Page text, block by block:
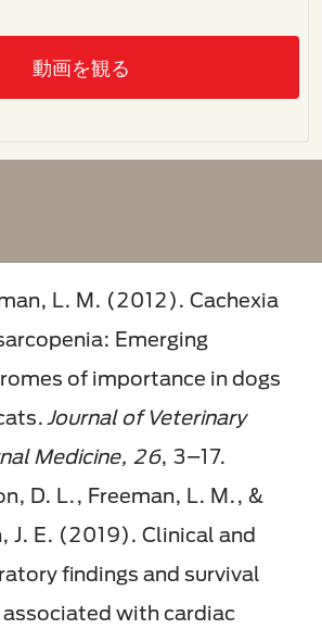
動画を観る
L. M. (2012). Cachexia
Emerging
of importance in dogs
Journal of Veterinary
Medicine, 26, 3–17.
D. L., Freeman, L. M., &
J. E. (2019). Clinical and
findings and survival
with cardiac